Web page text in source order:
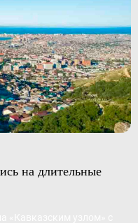
на длительные